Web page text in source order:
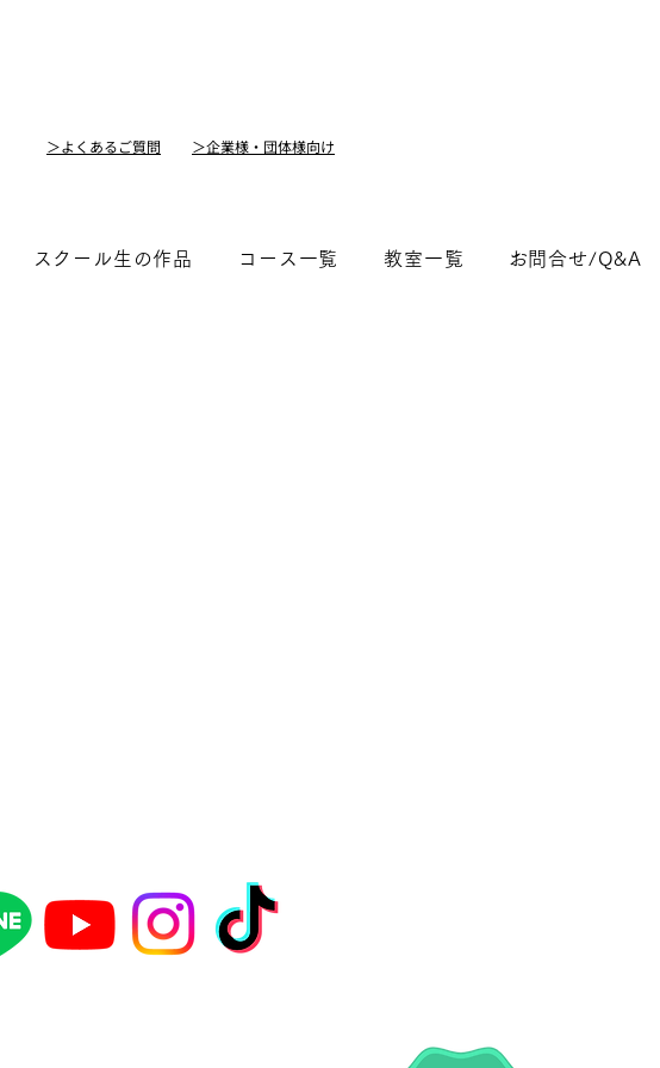
＞よくあるご質問 ＞企業様・団体様向け
スクール生の作品 コース一覧 教室一覧 ​お問合せ/Q&A